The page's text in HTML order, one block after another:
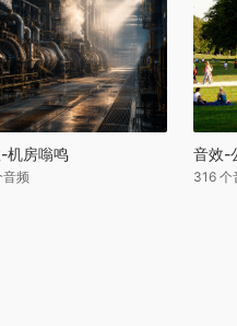
机房嗡鸣
音频
音效-
316 个